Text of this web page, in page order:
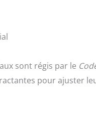
sont régis par le
pour ajuster